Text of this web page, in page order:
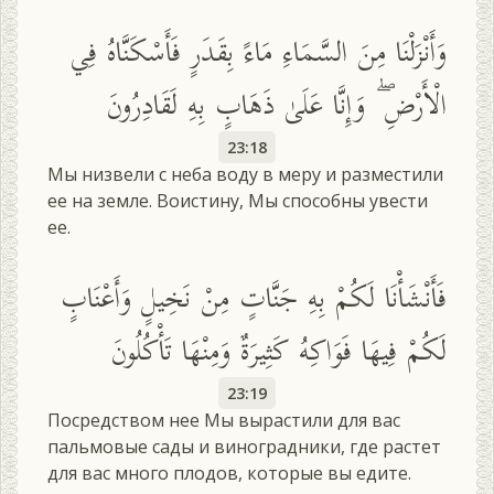
وَأَنْزَلْنَا مِنَ السَّمَاءِ مَاءً بِقَدَرٍ فَأَسْكَنَّاهُ فِي
الْأَرْضِ ۖ وَإِنَّا عَلَىٰ ذَهَابٍ بِهِ لَقَادِرُونَ
23:18
Мы низвели с неба воду в меру и разместили
ее на земле. Воистину, Мы способны увести
ее.
فَأَنْشَأْنَا لَكُمْ بِهِ جَنَّاتٍ مِنْ نَخِيلٍ وَأَعْنَابٍ
لَكُمْ فِيهَا فَوَاكِهُ كَثِيرَةٌ وَمِنْهَا تَأْكُلُونَ
23:19
Посредством нее Мы вырастили для вас
пальмовые сады и виноградники, где растет
для вас много плодов, которые вы едите.